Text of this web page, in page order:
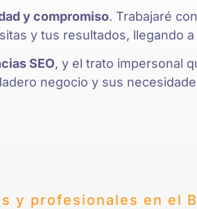
y compromiso. Trabajaré
y tus resultados, llegando
SEO, y el trato impersonal
negocio y sus
y profesionales en el